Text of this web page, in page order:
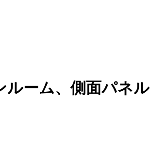
ーム、側面パネル